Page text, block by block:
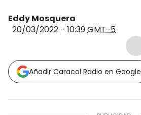
Eddy Mosquera
20/03/2022 - 10:39GMT-5
Añadir Caracol Radio en Google